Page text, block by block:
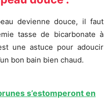
devienne douce, il faut
tasse de bicarbonate à
une astuce pour adoucir
bon bain bien chaud.
s’estomperont en